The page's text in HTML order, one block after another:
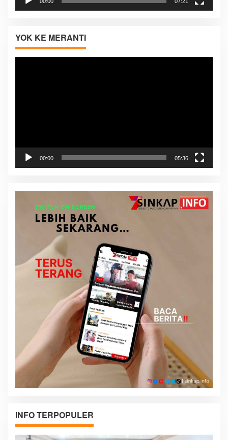
YOK KE MERANTI
00:00 05:36
INFO TERPOPULER